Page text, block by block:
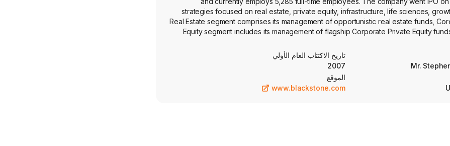
strategies focused on real estate, private equity, infrastructure, life sciences,
Real Estate segment comprises its management of opportunistic real estate funds,
Equity segment includes its management of flagship Corporate Private Equity
is organized into three overarching strategies: private corporate credit, liquid
Asset Investing segment is organized into four investment platforms: Absolute
Mr.
تاريخ الاكتتاب العام الأولي
2007
الموقع
www.blackstone.com